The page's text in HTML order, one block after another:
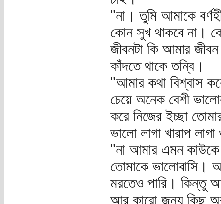
"না। তুমি আমাকে
কোন সুখ থাকবে না।
জীবনটা কি আমার
কাঁদতে থাকে তন্বি।
"আমার কথা বিশ্বাস
চেয়ে অনেক বেশী
করে নিজের ইচ্ছা
ভালো লাগা খারাপ
"না আমার এমন
তোমাকে ভালোবাসি।
মরতেও পারি। কিন্তু
আর কারো জন্য কিছু